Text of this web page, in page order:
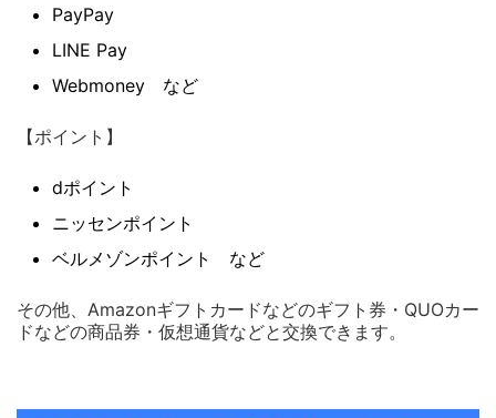
PayPay
LINE Pay
Webmoney など
【ポイント】
dポイント
ニッセンポイント
ベルメゾンポイント など
その他、Amazonギフトカードなどのギフト券・QUOカー
ドなどの商品券・仮想通貨などと交換できます。